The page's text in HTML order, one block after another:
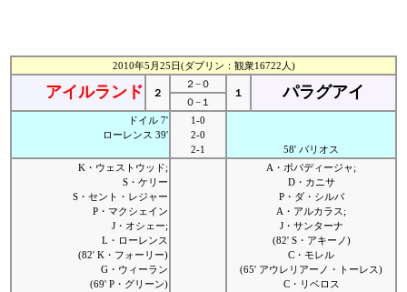
2010年5月25日(ダブリン：観衆16722人)
アイルランド ２
２−０
１
パラグアイ
０−１
ドイル 7'
ローレンス 39'
1-0
2-0
2-1
58' バリオス
K・ウェストウッド;
S・ケリー
S・セント・レジャー
P・マクシェイン
J・オシェー;
L・ローレンス
(82' K・フォーリー)
G・ウィーラン
(69' P・グリーン)
A・ボバディージャ;
D・カニサ
P・ダ・シルバ
A・アルカラス;
J・サンターナ
(82' S・アキーノ)
C・モレル
(65' アウレリアーノ・トーレス)
C・リベロス